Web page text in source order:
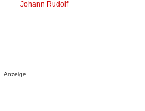
Johann Rudolf
Anzeige